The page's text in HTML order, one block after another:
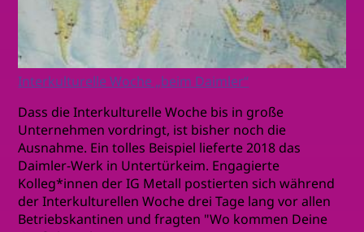
Interkulturelle Woche „beim Daimler“
Dass die Interkulturelle Woche bis in große
Unternehmen vordringt, ist bisher noch die
Ausnahme. Ein tolles Beispiel lieferte 2018 das
Daimler-Werk in Untertürkeim. Engagierte
Kolleg*innen der IG Metall postierten sich während
der Interkulturellen Woche drei Tage lang vor allen
Betriebskantinen und fragten "Wo kommen Deine